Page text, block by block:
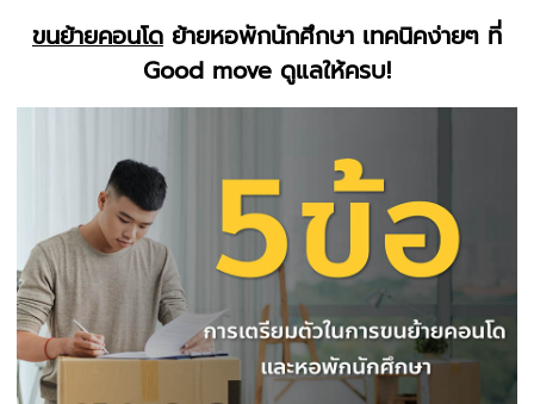
ขนย้ายคอนโด ย้ายหอพักนักศึกษา เทคนิคง่ายๆ ที่
Good move ดูแลให้ครบ!